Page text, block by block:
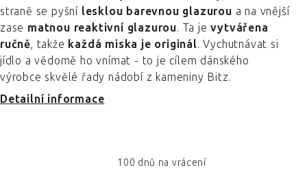
straně se pyšní lesklou barevnou glazurou a na vnější
zase matnou reaktivní glazurou. Ta jevytvářena
ručně, takže každá miska je originál. Vychutnávat si
jídlo a vědomě ho vnímat - to je cílem dánského
výrobce skvělé řady nádobí z kameniny Bitz.
Detailní informace
100 dnů na vrácení